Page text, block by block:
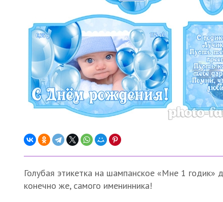
Голубая этикетка на шампанское «Мне 1 годик»
конечно же, самого именинника!